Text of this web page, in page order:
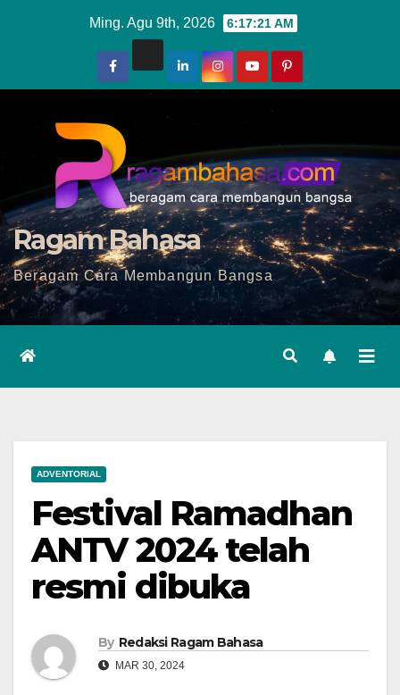
Ming. Agu 9th, 2026 6:17:22 AM
Ragam Bahasa
Beragam Cara Membangun Bangsa
ADVENTORIAL
Festival Ramadhan
ANTV 2024 telah
resmi dibuka
By Redaksi Ragam Bahasa
MAR 30, 2024